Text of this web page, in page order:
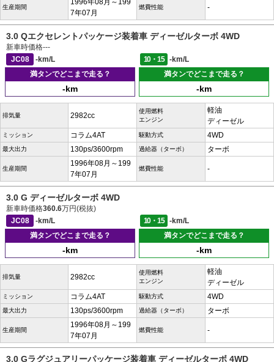
生産期間
1996年08月～199
7年07月
燃費性能 -
3.0 Qエクセレントパッケージ装着車 ディーゼルターボ 4WD
新車時価格---
JC08
-km/L 10・15
-km/L
満タンでどこまで走る？
-km
満タンでどこまで走る？
-km
排気量 2982cc
使用燃料
エンジン
軽油
ディーゼル
ミッション コラム4AT 駆動方式 4WD
最大出力 130ps/3600rpm 過給器（ターボ） ターボ
生産期間
1996年08月～199
7年07月
燃費性能 -
3.0 G ディーゼルターボ 4WD
新車時価格360.6万円(税抜)
JC08
-km/L 10・15
-km/L
満タンでどこまで走る？
-km
満タンでどこまで走る？
-km
排気量 2982cc
使用燃料
エンジン
軽油
ディーゼル
ミッション コラム4AT 駆動方式 4WD
最大出力 130ps/3600rpm 過給器（ターボ） ターボ
生産期間
1996年08月～199
7年07月
燃費性能 -
3.0 Gラグジュアリーパッケージ装着車 ディーゼルターボ 4WD